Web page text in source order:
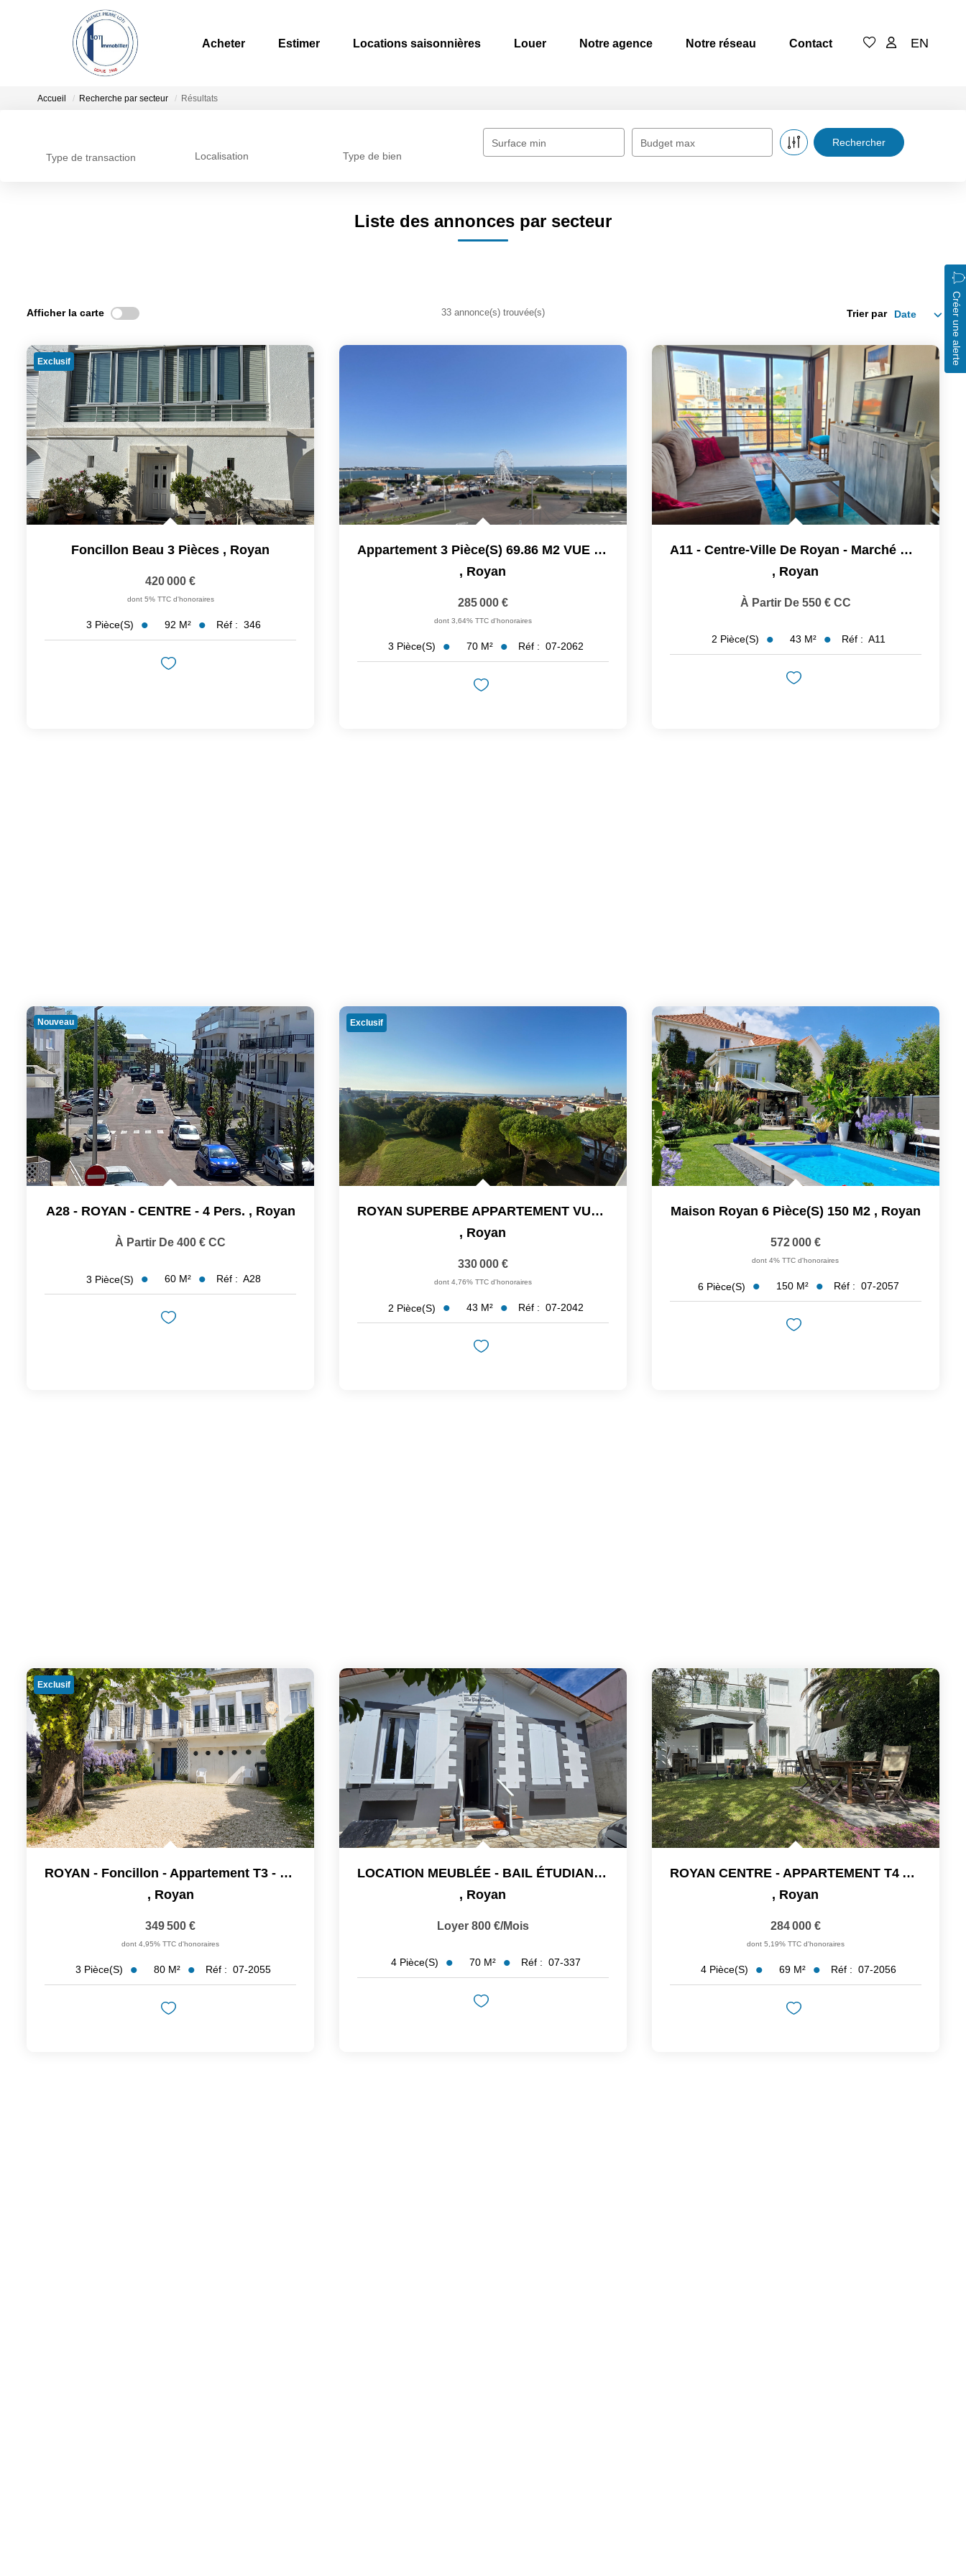
Acheter Estimer Locations saisonnières Louer Notre agence Notre réseau Contact EN
Accueil Recherche par secteur Résultats
Type de transaction Localisation Type de bien
Surface min Budget max
Liste des annonces par secteur
Créer une alerte
Afficher la carte 33 annonce(s) trouvée(s) Trier par
Exclusif
Foncillon Beau 3 Pièces , Royan
420 000 €
dont 5% TTC d'honoraires
3 Pièce(s) 92 M² Réf : 346
Appartement 3 Pièce(s) 69.86 M2 VUE MER
, Royan
285 000 €
dont 3,64% TTC d'honoraires
3 Pièce(s) 70 M² Réf : 07-2062
A11 - Centre-Ville De Royan - Marché À Pied
, Royan
À Partir De 550 € CC
2 Pièce(s) 43 M² Réf : A11
Nouveau
A28 - ROYAN - CENTRE - 4 Pers. , Royan
À Partir De 400 € CC
3 Pièce(s) 60 M² Réf : A28
Exclusif
ROYAN SUPERBE APPARTEMENT VUE MER
, Royan
330 000 €
dont 4,76% TTC d'honoraires
2 Pièce(s) 43 M² Réf : 07-2042
Maison Royan 6 Pièce(s) 150 M2 , Royan
572 000 €
dont 4% TTC d'honoraires
6 Pièce(s) 150 M² Réf : 07-2057
Exclusif
ROYAN - Foncillon - Appartement T3 - 80m² Avec Double Garage
, Royan
349 500 €
dont 4,95% TTC d'honoraires
3 Pièce(s) 80 M² Réf : 07-2055
LOCATION MEUBLÉE - BAIL ÉTUDIANT (9 MOIS) - 800€/mois
, Royan
Loyer 800 €/mois
4 Pièce(s) 70 M² Réf : 07-337
ROYAN CENTRE - APPARTEMENT T4 AVEC JARDIN PRIVATIF
, Royan
284 000 €
dont 5,19% TTC d'honoraires
4 Pièce(s) 69 M² Réf : 07-2056